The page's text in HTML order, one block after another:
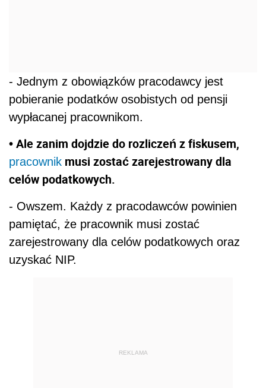
- Jednym z obowiązków pracodawcy jest
pobieranie podatków osobistych od pensji
wypłacanej pracownikom.
• Ale zanim dojdzie do rozliczeń z fiskusem,
pracownik musi zostać zarejestrowany dla
celów podatkowych.
- Owszem. Każdy z pracodawców powinien
pamiętać, że pracownik musi zostać
zarejestrowany dla celów podatkowych oraz
uzyskać NIP.
REKLAMA